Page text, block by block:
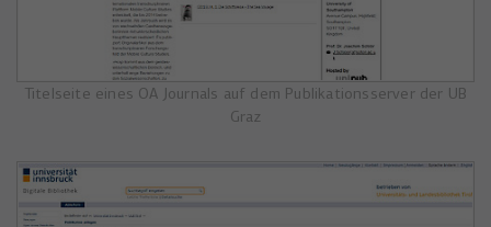
Titelseite eines OA Journals auf dem Publikationsserver der UB
Graz